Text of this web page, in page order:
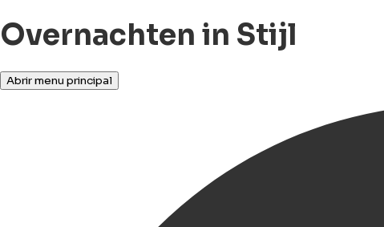
Overnachten in Stijl
Abrir menu principal